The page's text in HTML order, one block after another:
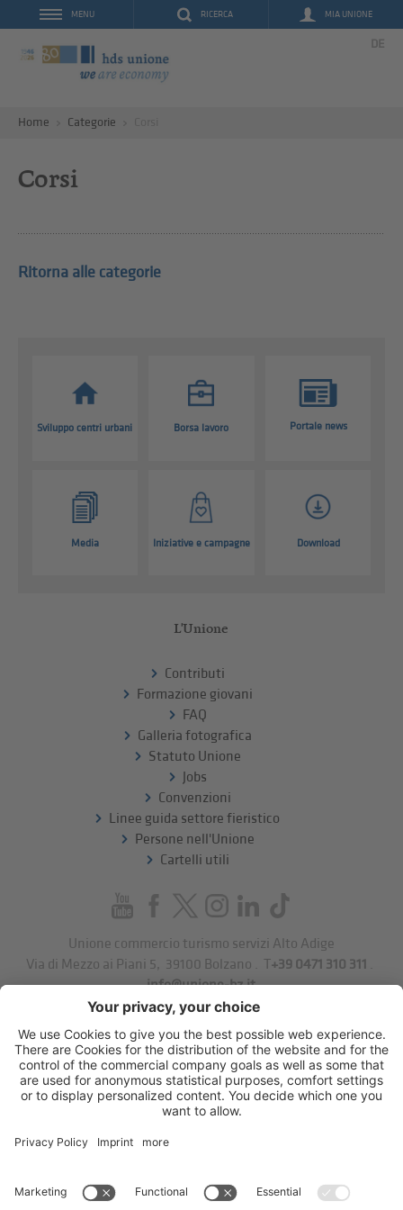
RICERCA MIA UNIONE
MENU
DE
Home Categorie
Corsi
Ritorna alle categorie
Sviluppo centri urbani Borsa lavoro Portale news
Media Iniziative e campagne Download
L'Unione
Contributi
Formazione giovani
FAQ
Galleria fotografica
Statuto Unione
Jobs
Convenzioni
Linee guida settore fieristico
Persone nell'Unione
Cartelli utili
Unione commercio turismo servizi Alto Adige
Via di Mezzo ai Piani 5
39100 Bolzano . T+39 0471 310 311 .
info@unione-bz.it
Impressum
Privacy
Impostazioni cookie
Sitemap